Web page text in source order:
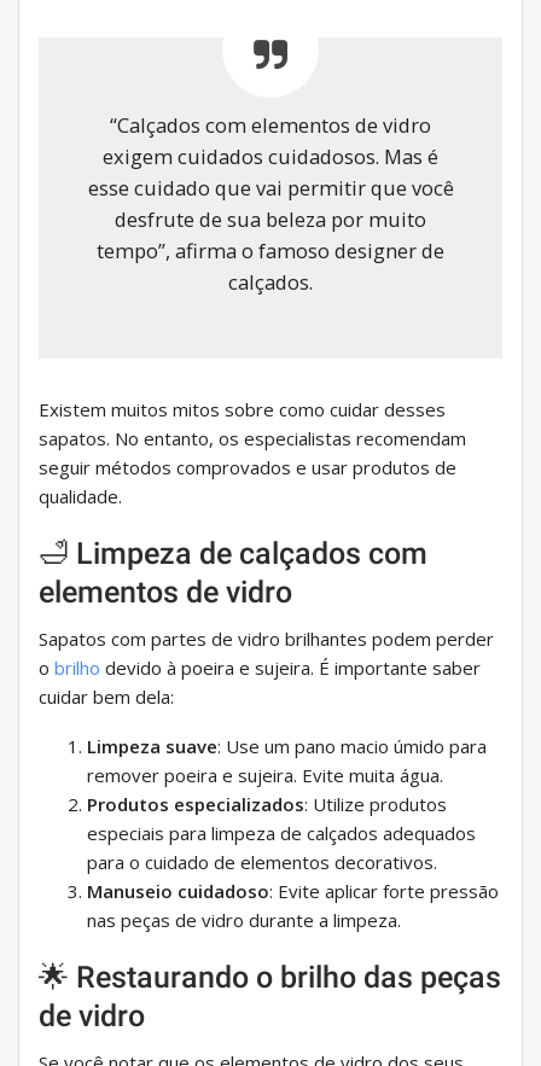
“Calçados com elementos de vidro
exigem cuidados cuidadosos. Mas é
esse cuidado que vai permitir que você
desfrute de sua beleza por muito
tempo”, afirma o famoso designer de
calçados.
Existem muitos mitos sobre como cuidar desses
sapatos. No entanto, os especialistas recomendam
seguir métodos comprovados e usar produtos de
qualidade.
🛁 Limpeza de calçados com
elementos de vidro
Sapatos com partes de vidro brilhantes podem perder
o brilho devido à poeira e sujeira. É importante saber
cuidar bem dela:
Limpeza suave: Use um pano macio úmido para
remover poeira e sujeira. Evite muita água.
Produtos especializados: Utilize produtos
especiais para limpeza de calçados adequados
para o cuidado de elementos decorativos.
Manuseio cuidadoso: Evite aplicar forte pressão
nas peças de vidro durante a limpeza.
🌟 Restaurando o brilho das peças
de vidro